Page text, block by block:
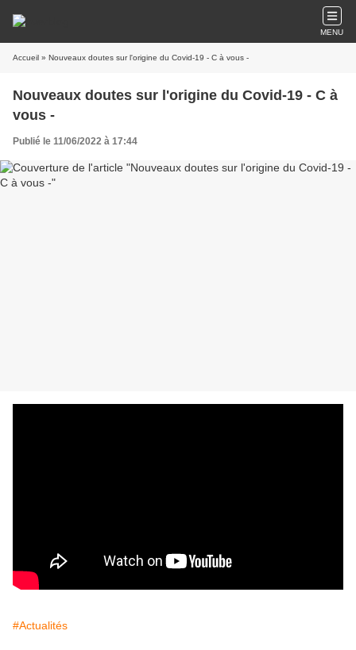
MENU
Accueil » Nouveaux doutes sur l'origine du Covid-19 - C à vous -
Nouveaux doutes sur l'origine du Covid-19 - C à
vous -
Publié le 11/06/2022 à 17:44
#Actualités